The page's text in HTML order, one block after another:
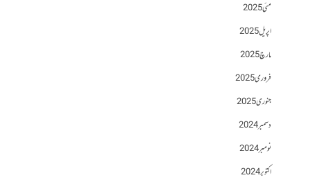
مئی 2025
اپریل 2025
مارچ 2025
فروری 2025
جنوری 2025
دسمبر 2024
نومبر 2024
اکتوبر 2024